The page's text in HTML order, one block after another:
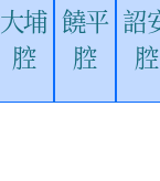
大埔
腔
饒平
腔
詔
腔